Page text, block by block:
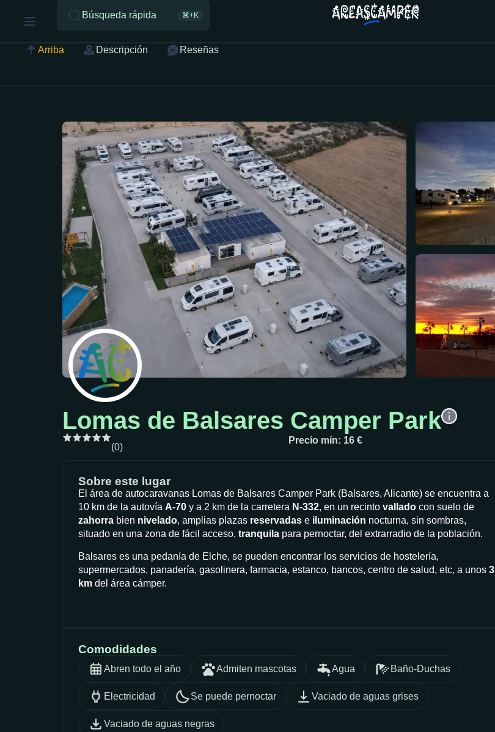
Búsqueda rápida ⌘+K
Arriba Descripción Reseñas
Lomas de Balsares Camper Park
(0)
Precio mín: 16 €
Sobre este lugar
El área de autocaravanas Lomas de Balsares Camper Park (Balsares, Alicante) se encuentra a
10 km de la autovía A-70 y a 2 km de la carretera N-332, en un recinto vallado con suelo de
zahorra bien nivelado, amplias plazas reservadas e iluminación nocturna, sin sombras,
situado en una zona de fácil acceso, tranquila para pernoctar, del extrarradio de la población.
Balsares es una pedanía de Elche, se pueden encontrar los servicios de hostelería,
supermercados, panadería, gasolinera, farmacia, estanco, bancos, centro de salud, etc, a unos 3
km del área cámper.
Comodidades
Abren todo el año Admiten mascotas Agua Baño-Duchas
Electricidad Se puede pernoctar Vaciado de aguas grises
Vaciado de aguas negras